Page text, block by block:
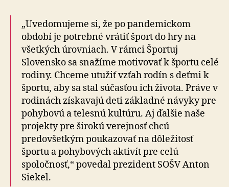
„Uvedomujeme si, že po pandemickom
období je potrebné vrátiť šport do hry na
všetkých úrovniach. V rámci Športuj
Slovensko sa snažíme motivovať k športu celé
rodiny. Chceme utužiť vzťah rodín s deťmi k
športu, aby sa stal súčasťou ich života. Práve v
rodinách získavajú deti základné návyky pre
pohybovú a telesnú kultúru. Aj ďalšie naše
projekty pre širokú verejnosť chcú
predovšetkým poukazovať na dôležitosť
športu a pohybových aktivít pre celú
spoločnosť,“ povedal prezident SOŠV Anton
Siekel.